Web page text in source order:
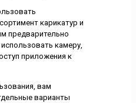
карикатур и
предварительно
камеру,
приложения к
вам
варианты